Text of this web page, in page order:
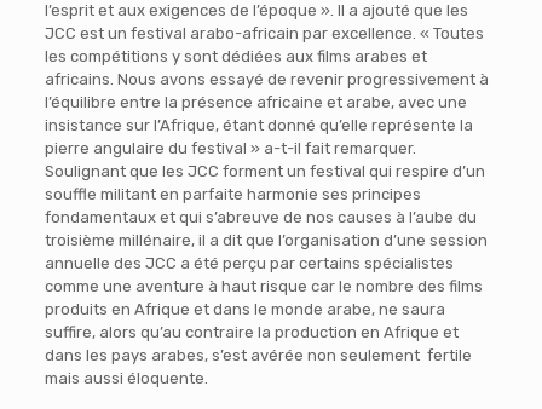
l’esprit et aux exigences de l’époque ». Il a ajouté que les
JCC est un festival arabo-africain par excellence. « Toutes
les compétitions y sont dédiées aux films arabes et
africains. Nous avons essayé de revenir progressivement à
l’équilibre entre la présence africaine et arabe, avec une
insistance sur l’Afrique, étant donné qu’elle représente la
pierre angulaire du festival » a-t-il fait remarquer.
Soulignant que les JCC forment un festival qui respire d’un
souffle militant en parfaite harmonie ses principes
fondamentaux et qui s’abreuve de nos causes à l’aube du
troisième millénaire, il a dit que l’organisation d’une session
annuelle des JCC a été perçu par certains spécialistes
comme une aventure à haut risque car le nombre des films
produits en Afrique et dans le monde arabe, ne saura
suffire, alors qu’au contraire la production en Afrique et
dans les pays arabes, s’est avérée non seulement fertile
mais aussi éloquente.